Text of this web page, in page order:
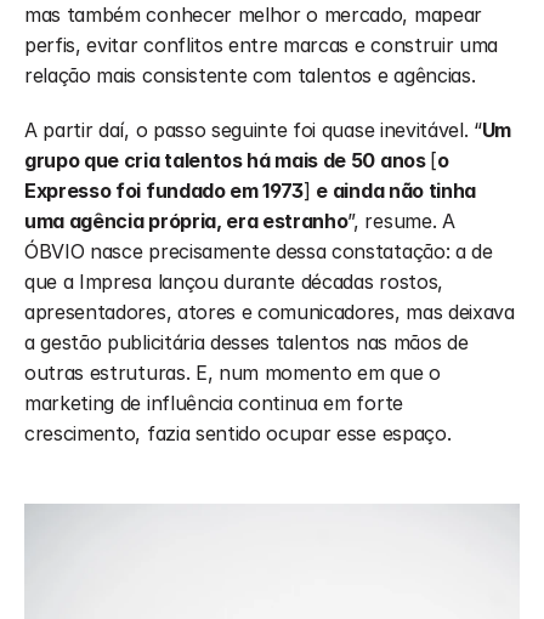
mas também conhecer melhor o mercado, mapear
perfis, evitar conflitos entre marcas e construir uma
relação mais consistente com talentos e agências.
A partir daí, o passo seguinte foi quase inevitável. “Um
grupo que cria talentos há mais de 50 anos [o
Expresso foi fundado em 1973] e ainda não tinha
uma agência própria, era estranho”, resume. A
ÓBVIO nasce precisamente dessa constatação: a de
que a Impresa lançou durante décadas rostos,
apresentadores, atores e comunicadores, mas deixava
a gestão publicitária desses talentos nas mãos de
outras estruturas. E, num momento em que o
marketing de influência continua em forte
crescimento, fazia sentido ocupar esse espaço.